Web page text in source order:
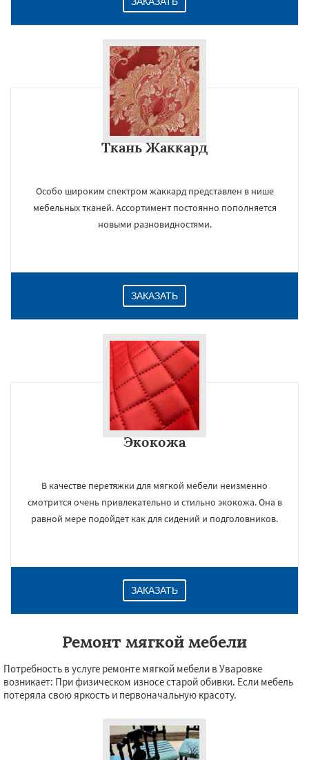
Ткань Жаккард
Особо широким спектром жаккард представлен в нише
мебельных тканей. Ассортимент постоянно пополняется
новыми разновидностями.
ЗАКАЗАТЬ
Экокожа
В качестве перетяжки для мягкой мебели неизменно
смотрится очень привлекательно и стильно экокожа. Она в
равной мере подойдет как для сидений и подголовников.
ЗАКАЗАТЬ
Ремонт мягкой мебели
Потребность в услуге ремонте мягкой мебели в Уваровке
возникает: При физическом износе старой обивки. Если мебель
потеряла свою яркость и первоначальную красоту.